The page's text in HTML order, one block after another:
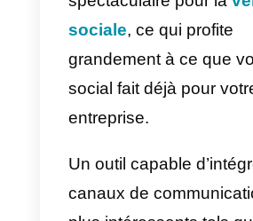
clients potentiels.
b) Interaction
En plus de
un bon CRM
d’interagir avec